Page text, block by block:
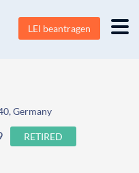
LEI beantragen
Germany
RETIRED